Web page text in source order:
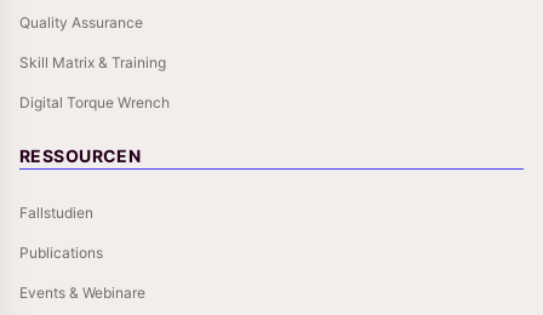
Quality Assurance
Skill Matrix & Training
Digital Torque Wrench
RESSOURCEN
Fallstudien
Publications
Events & Webinare